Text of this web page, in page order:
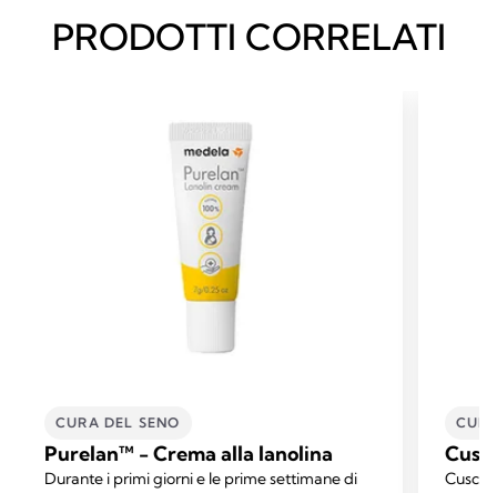
PRODOTTI CORRELATI
CURA DEL SENO
Purelan™ - Crema alla lanolina
Durante i primi giorni e le prime settimane di